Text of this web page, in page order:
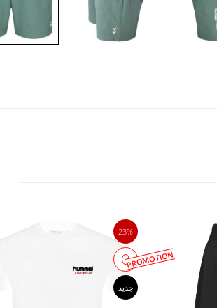
23%
PROMOTION
جدید